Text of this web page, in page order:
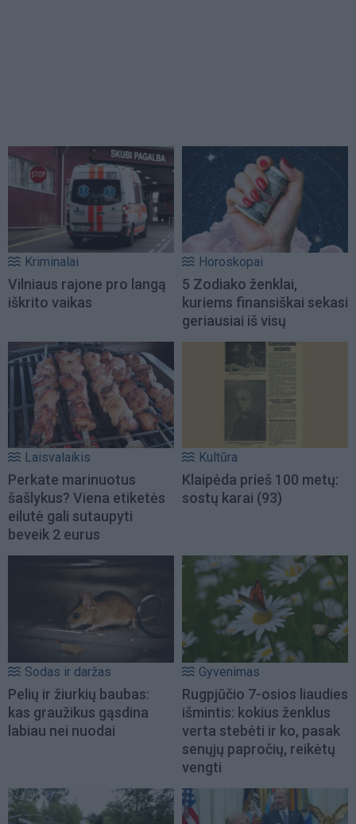
Kriminalai
Vilniaus rajone pro langą
iškrito vaikas
Horoskopai
5 Zodiako ženklai,
kuriems finansiškai sekasi
geriausiai iš visų
Laisvalaikis
Perkate marinuotus
šašlykus? Viena etiketės
eilutė gali sutaupyti
beveik 2 eurus
Kultūra
Klaipėda prieš 100 metų:
sostų karai (93)
Sodas ir daržas
Pelių ir žiurkių baubas:
kas graužikus gąsdina
labiau nei nuodai
Gyvenimas
Rugpjūčio 7-osios liaudies
išmintis: kokius ženklus
verta stebėti ir ko, pasak
senųjų papročių, reikėtų
vengti